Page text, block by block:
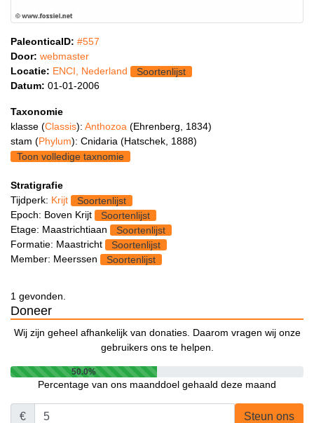
PaleonticaID: #557
Door: webmaster
Locatie: ENCI, Nederland
Soortenlijst
Datum: 01-01-2006
Taxonomie
klasse (Classis): Anthozoa (Ehrenberg, 1834)
stam (Phylum): Cnidaria (Hatschek, 1888)
Toon volledige taxnomie
Stratigrafie
Tijdperk: Krijt
Soortenlijst
Epoch: Boven Krijt
Soortenlijst
Etage: Maastrichtiaan
Soortenlijst
Formatie: Maastricht
Soortenlijst
Member: Meerssen
Soortenlijst
1 gevonden.
Doneer
Wij zijn geheel afhankelijk van donaties. Daarom vragen wij onze
gebruikers ons te helpen.
50.0%
Percentage van ons maanddoel gehaald deze maand
€ Steun ons